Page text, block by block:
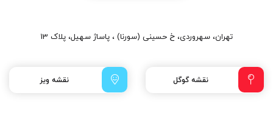
تهران، سهروردی، خ حسینی (سورنا) ، پاساژ سهیل، پلاک 13
نقشه گوگل نقشه ویز